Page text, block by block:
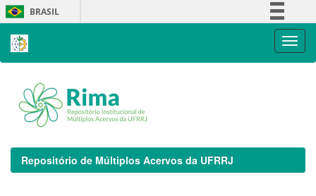
Skip
navigation
BRASIL
Repositório de Múltiplos Acervos da UFRRJ